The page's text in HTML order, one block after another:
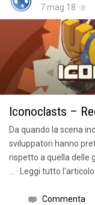
7 mag 18
Iconoclasts –
Da quando la scena
sviluppatori hanno
rispetto a quella delle
… · Leggi tutto l'articolo
Commenta